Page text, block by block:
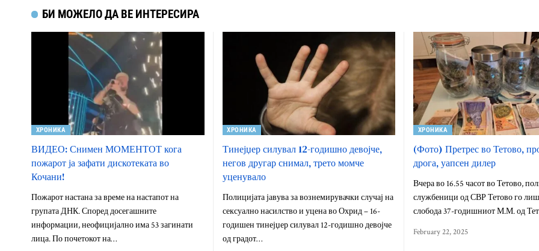
БИ МОЖЕЛО ДА ВЕ ИНТЕРЕСИРА
ХРОНИКА
ВИДЕО: Снимен МОМЕНТОТ кога
пожарот ја зафати дискотеката во
Кочани!
Пожарот настана за време на настапот на
групата ДНК. Според досегашните
информации, неофицијално има 53 загинати
лица. По почетокот на…
ХРОНИКА
Тинејџер силувал 12-годишно девојче,
негов другар снимал, трето момче
уценувало
Полицијата јавува за вознемирувачки случај на
сексуално насилство и уцена во Охрид – 16-
годишен тинејџер силувал 12-годишно девојче
од градот…
ХРОНИКА
(Фото) Претрес во Тетово,
дрога, уапсен дилер
Вчера во 16.55 часот во Тетово,
службеници од СВР Тетово го
слобода 37-годишниот М.М. од
February 22, 2025